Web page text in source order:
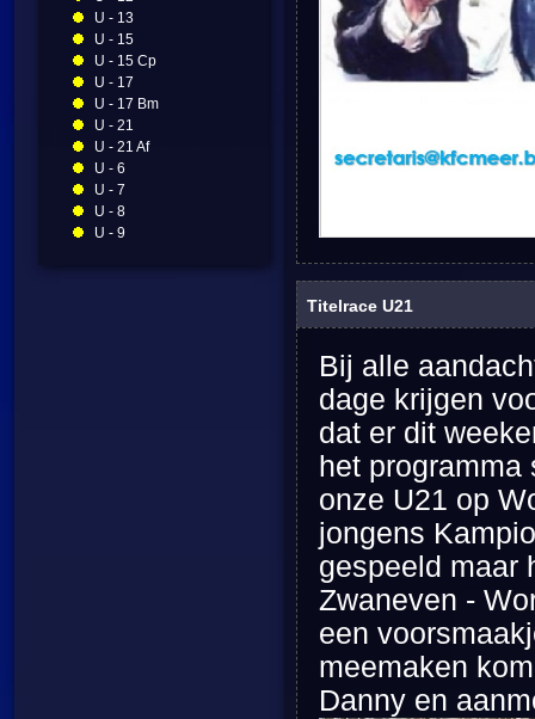
U - 13
U - 15
U - 15 Cp
U - 17
U - 17 Bm
U - 21
U - 21 Af
U - 6
U - 7
U - 8
U - 9
Titelrace U21
Bij alle
dage krijgen
dat er dit
het
onze U21 op
jongens
gespeeld maar
Zwaneven -
een
meemaken
Danny en